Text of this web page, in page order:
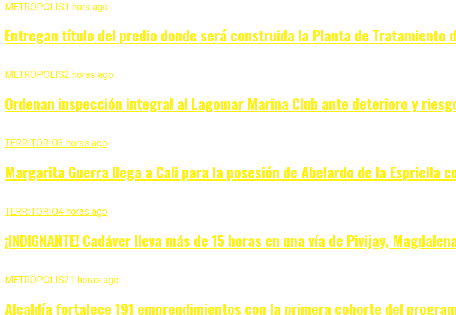
METRÓPOLIS1 hora ago
Entregan título del predio donde será construida la Planta de Tratamiento
METRÓPOLIS2 horas ago
Ordenan inspección integral al Lagomar Marina Club ante deterioro y
TERRITORIO3 horas ago
Margarita Guerra llega a Cali para la posesión de Abelardo de la Espriella
TERRITORIO4 horas ago
¡INDIGNANTE! Cadáver lleva más de 15 horas en una vía de Pivijay,
METRÓPOLIS21 horas ago
Alcaldía fortalece 191 emprendimientos con la primera cohorte del